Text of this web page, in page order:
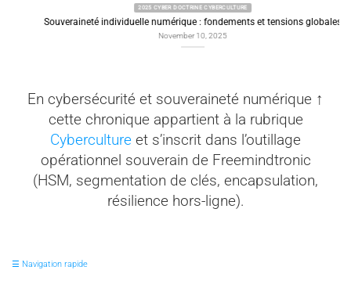
2025 CYBER DOCTRINE CYBERCULTURE
Souveraineté individuelle numérique : fondements et tensions globales
November 10, 2025
En cybersécurité et souveraineté numérique ↑
cette chronique appartient à la rubrique
Cyberculture et s’inscrit dans l’outillage
opérationnel souverain de Freemindtronic
(HSM, segmentation de clés, encapsulation,
résilience hors-ligne).
☰ Navigation rapide